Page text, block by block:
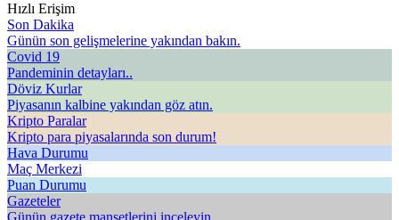
Hızlı Erişim
Son Dakika
Günün son gelişmelerine yakından bakın.
Covid 19
Pandeminin detayları..
Döviz Kurlar
Piyasanın kalbine yakından göz atın.
Kripto Paralar
Kripto para piyasalarında son durum!
Hava Durumu
Maç Merkezi
Puan Durumu
Gazeteler
Günün gazete manşetlerini inceleyin.